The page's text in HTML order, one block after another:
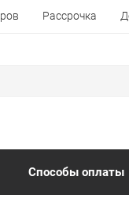
Рассрочка
Способы оплаты